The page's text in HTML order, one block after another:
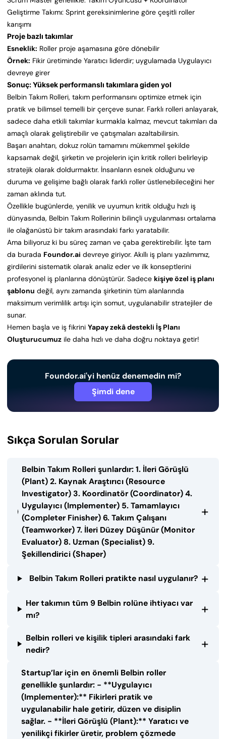
Geliştirme Takımı: Sprint gereksinimlerine göre çeşitli roller
karışımı
Proje bazlı takımlar
Esneklik: Roller proje aşamasına göre dönebilir
Örnek: Fikir üretiminde Yaratıcı liderdir; uygulamada Uygulayıcı
devreye girer
Sonuç: Yüksek performanslı takımlara giden yol
Belbin Takım Rolleri, takım performansını optimize etmek için
pratik ve bilimsel temelli bir çerçeve sunar. Farklı rolleri anlayarak,
sadece daha etkili takımlar kurmakla kalmaz, mevcut takımları da
amaçlı olarak geliştirebilir ve çatışmaları azaltabilirsin.
Başarı anahtarı, dokuz rolün tamamını mükemmel şekilde
kapsamak değil, şirketin ve projelerin için kritik rolleri belirleyip
stratejik olarak doldurmaktır. İnsanların esnek olduğunu ve
duruma ve gelişime bağlı olarak farklı roller üstlenebileceğini her
zaman aklında tut.
Özellikle bugünlerde, yenilik ve uyumun kritik olduğu hızlı iş
dünyasında, Belbin Takım Rollerinin bilinçli uygulanması ortalama
ile olağanüstü bir takım arasındaki farkı yaratabilir.
Ama biliyoruz ki bu süreç zaman ve çaba gerektirebilir. İşte tam
da burada Foundor.ai devreye giriyor. Akıllı iş planı yazılımımız,
girdilerini sistematik olarak analiz eder ve ilk konseptlerini
profesyonel iş planlarına dönüştürür. Sadece kişiye özel iş planı
şablonu değil, aynı zamanda şirketinin tüm alanlarında
maksimum verimlilik artışı için somut, uygulanabilir stratejiler de
sunar.
Hemen başla ve iş fikrini Yapay zekâ destekli İş Planı
Oluşturucumuz ile daha hızlı ve daha doğru noktaya getir!
Foundor.ai'yi henüz denemedin mi?
Şimdi dene
Sıkça Sorulan Sorular
Belbin Takım Rolleri şunlardır: 1. İleri Görüşlü
(Plant) 2. Kaynak Araştırıcı (Resource
Investigator) 3. Koordinatör (Coordinator) 4.
Uygulayıcı (Implementer) 5. Tamamlayıcı
(Completer Finisher) 6. Takım Çalışanı
(Teamworker) 7. İleri Düzey Düşünür (Monitor
Evaluator) 8. Uzman (Specialist) 9.
Şekillendirici (Shaper)
+
Belbin Takım Rolleri pratikte nasıl uygulanır? +
Her takımın tüm 9 Belbin rolüne ihtiyacı var
mı?
+
Belbin rolleri ve kişilik tipleri arasındaki fark
nedir?
+
Startup’lar için en önemli Belbin roller
genellikle şunlardır: - **Uygulayıcı
(Implementer):** Fikirleri pratik ve
uygulanabilir hale getirir, düzen ve disiplin
sağlar. - **İleri Görüşlü (Plant):** Yaratıcı ve
yenilikçi fikirler üretir, problem çözmede